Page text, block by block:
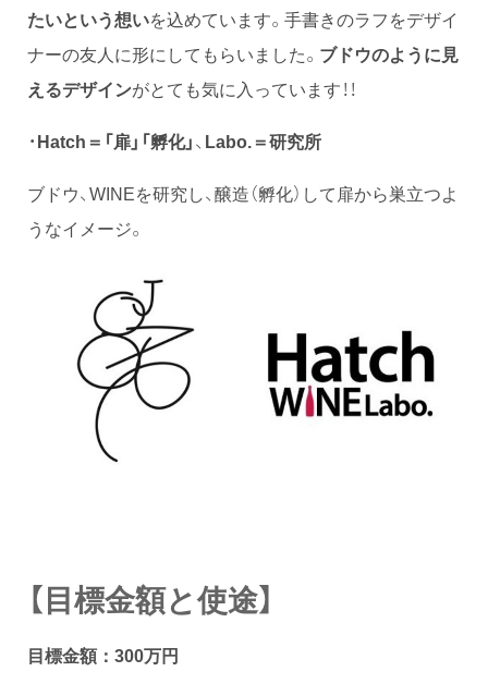
たいという想いを込めています。手書きのラフをデザイ
ナーの友人に形にしてもらいました。 ブドウのように見
えるデザインがとても気に入っています！！
・Hatch＝「扉」「孵化」、 Labo.＝研究所
ブドウ、WINEを研究し、醸造（孵化）して扉から巣立つよ
うなイメージ。
【目標金額と使途】
目標金額：300万円